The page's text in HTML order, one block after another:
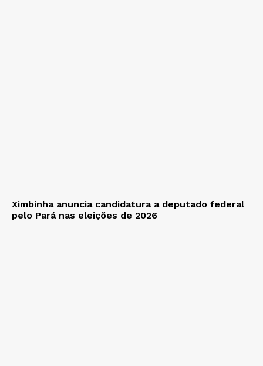
Ximbinha anuncia candidatura a deputado federal
pelo Pará nas eleições de 2026